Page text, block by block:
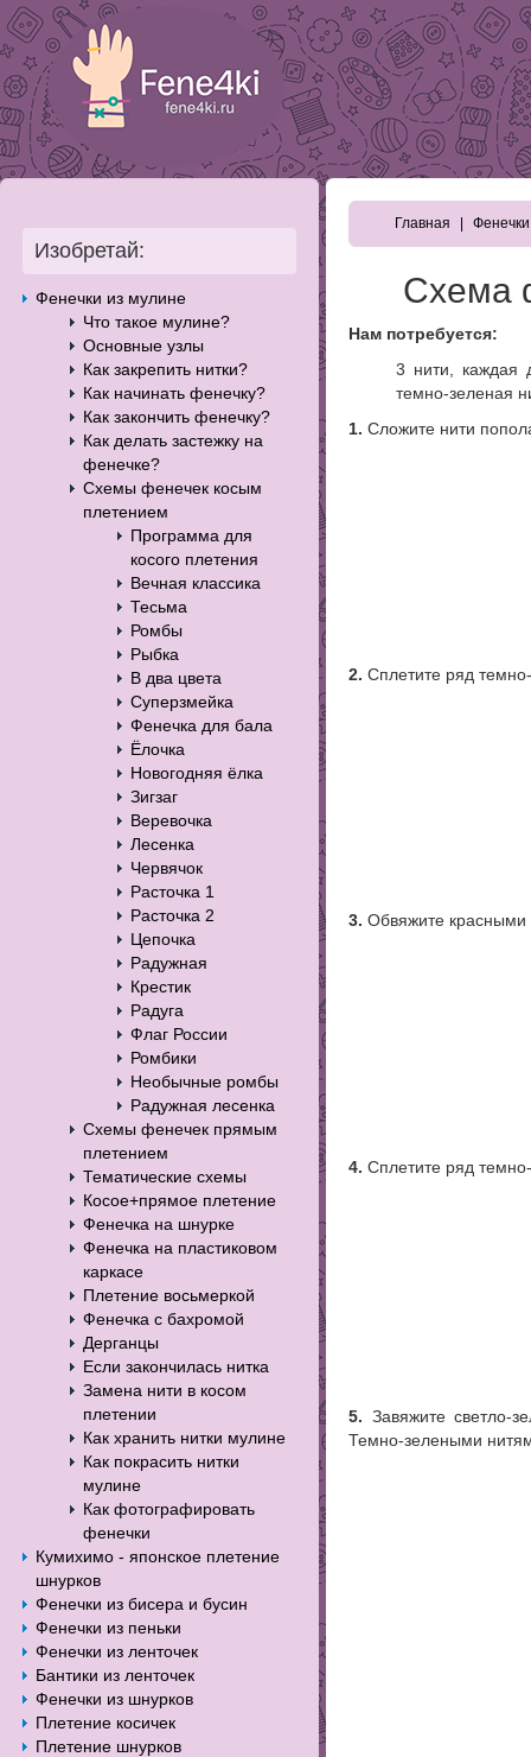
Изобретай:
Фенечки из мулине
Что такое мулине?
Основные узлы
Как закрепить нитки?
Как начинать фенечку?
Как закончить фенечку?
Как делать застежку на
фенечке?
Схемы фенечек косым
плетением
Программа для
косого плетения
Вечная классика
Тесьма
Ромбы
Рыбка
В два цвета
Суперзмейка
Фенечка для бала
Ёлочка
Новогодняя ёлка
Зигзаг
Веревочка
Лесенка
Червячок
Расточка 1
Расточка 2
Цепочка
Радужная
Крестик
Радуга
Флаг России
Ромбики
Необычные ромбы
Радужная лесенка
Схемы фенечек прямым
плетением
Тематические схемы
Косое+прямое плетение
Фенечка на шнурке
Фенечка на пластиковом
каркасе
Плетение восьмеркой
Фенечка с бахромой
Дерганцы
Если закончилась нитка
Замена нити в косом
плетении
Как хранить нитки мулине
Как покрасить нитки
мулине
Как фотографировать
фенечки
Кумихимо - японское плетение
шнурков
Фенечки из бисера и бусин
Фенечки из пеньки
Фенечки из ленточек
Бантики из ленточек
Фенечки из шнурков
Плетение косичек
Плетение шнурков
Главная
Схема
Нам потребуется:
3 нити, каждая
темно-зеленая
1. Сложите нити
2. Сплетите ряд
3. Обвяжите красными
4. Сплетите ряд
5. Завяжите светло-
Темно-зелеными